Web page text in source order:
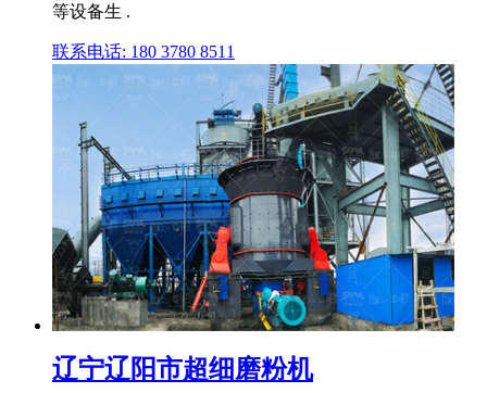
等设备生 .
联系电话: 180 3780 8511
辽宁辽阳市超细磨粉机